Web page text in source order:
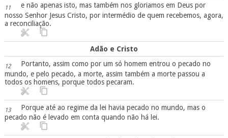
11
e não apenas isto, mas também nos gloriamos em Deus por
nosso Senhor Jesus Cristo, por intermédio de quem recebemos, agora,
a reconciliação.
Adão e Cristo
12
Portanto, assim como por um só homem entrou o pecado no
mundo, e pelo pecado, a morte, assim também a morte passou a
todos os homens, porque todos pecaram.
13
Porque até ao regime da lei havia pecado no mundo, mas o
pecado não é levado em conta quando não há lei.